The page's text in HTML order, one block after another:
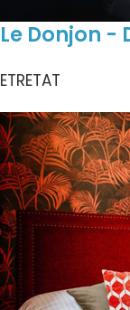
Le Donjon -
ETRETAT